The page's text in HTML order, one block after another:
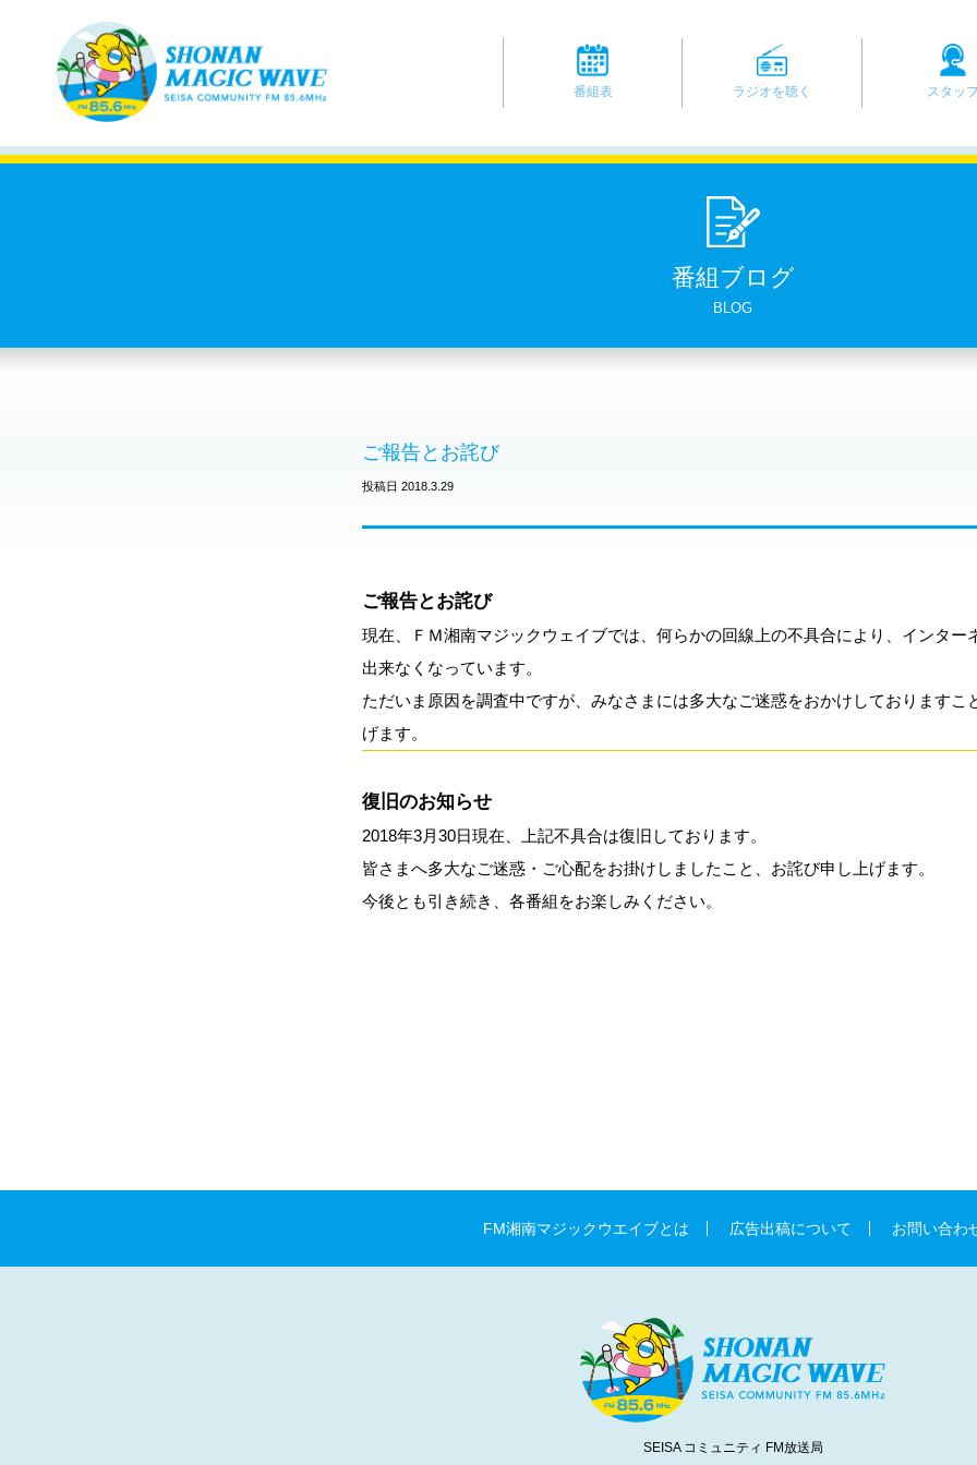
番組表 ラジオを聴く スタッ
番組ブログ
BLOG
ご報告とお詫び
投稿日 2018.3.29
ご報告とお詫び
現在、ＦＭ湘南マジックウェイブでは、何らかの回線上の不具合により、インター
出来なくなっています。
ただいま原因を調査中ですが、みなさまには多大なご迷惑をおかけしておりますこ
げます。
復旧のお知らせ
2018年3月30日現在、上記不具合は復旧しております。
皆さまへ多大なご迷惑・ご心配をお掛けしましたこと、お詫び申し上げます。
今後とも引き続き、各番組をお楽しみください。
FM湘南マジックウエイブとは 広告出稿について お問い合わ
SEISA コミュニティ FM放送局